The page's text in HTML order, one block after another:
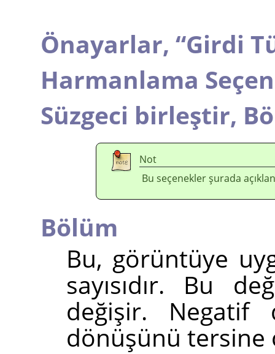
Önayarlar, “Girdi
Harmanlama
Süzgeci birleştir,
Not
Bu seçenekler şurada
Bölüm
Bu, görüntüye
sayısıdır. Bu
değişir. Negatif
dönüşünü tersine